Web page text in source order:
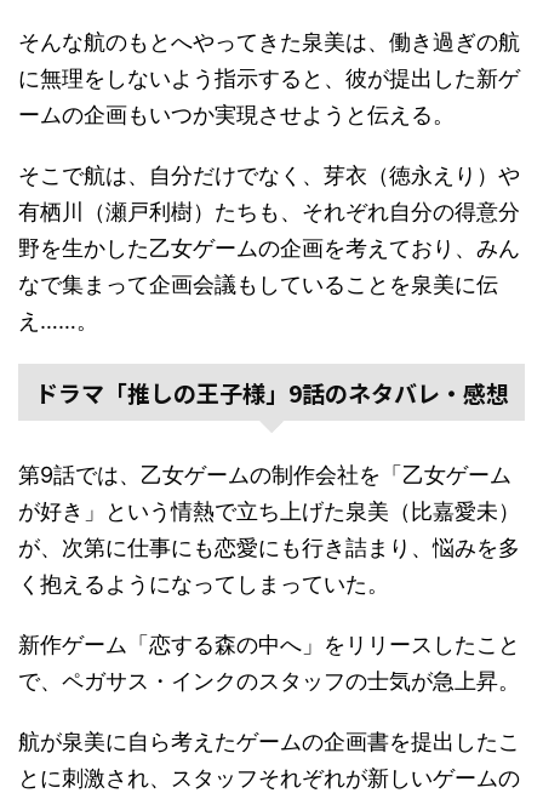
そんな航のもとへやってきた泉美は、働き過ぎの航
に無理をしないよう指示すると、彼が提出した新ゲ
ームの企画もいつか実現させようと伝える。
そこで航は、自分だけでなく、芽衣（徳永えり）や
有栖川（瀬戸利樹）たちも、それぞれ自分の得意分
野を生かした乙女ゲームの企画を考えており、みん
なで集まって企画会議もしていることを泉美に伝
え……。
ドラマ「推しの王子様」9話のネタバレ・感想
第9話では、乙女ゲームの制作会社を「乙女ゲーム
が好き」という情熱で立ち上げた泉美（比嘉愛未）
が、次第に仕事にも恋愛にも行き詰まり、悩みを多
く抱えるようになってしまっていた。
新作ゲーム「恋する森の中へ」をリリースしたこと
で、ペガサス・インクのスタッフの士気が急上昇。
航が泉美に自ら考えたゲームの企画書を提出したこ
とに刺激され、スタッフそれぞれが新しいゲームの